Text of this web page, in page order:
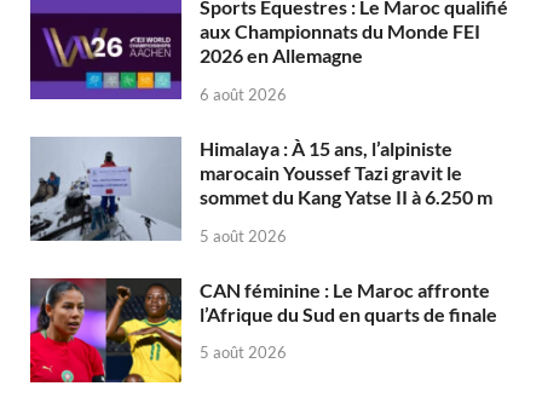
Sports Équestres : Le Maroc qualifié
aux Championnats du Monde FEI
2026 en Allemagne
6 août 2026
Himalaya : À 15 ans, l’alpiniste
marocain Youssef Tazi gravit le
sommet du Kang Yatse II à 6.250 m
5 août 2026
CAN féminine : Le Maroc affronte
l’Afrique du Sud en quarts de finale
5 août 2026